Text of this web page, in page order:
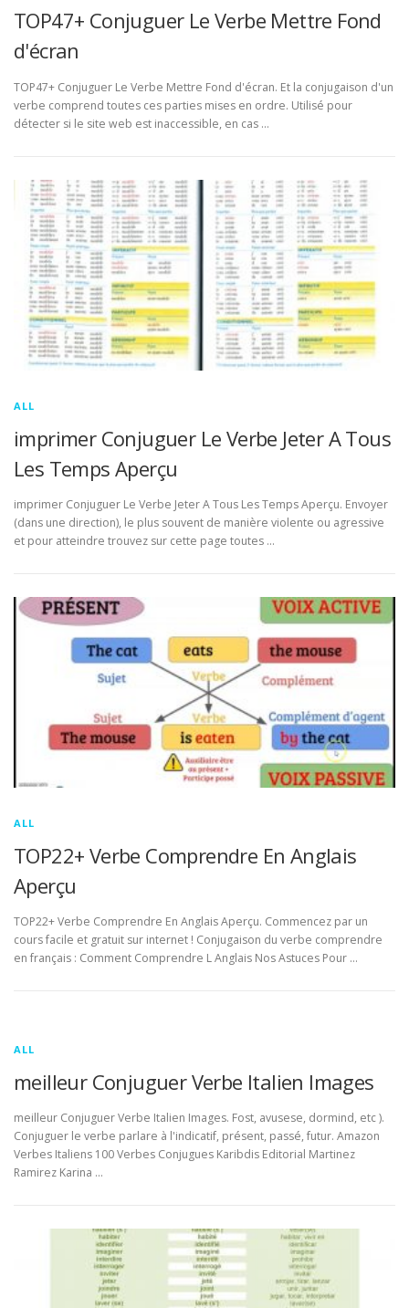
TOP47+ Conjuguer Le Verbe Mettre Fond
d'écran
TOP47+ Conjuguer Le Verbe Mettre Fond d'écran. Et la conjugaison d'un
verbe comprend toutes ces parties mises en ordre. Utilisé pour
détecter si le site web est inaccessible, en cas …
ALL
imprimer Conjuguer Le Verbe Jeter A Tous
Les Temps Aperçu
imprimer Conjuguer Le Verbe Jeter A Tous Les Temps Aperçu. Envoyer
(dans une direction), le plus souvent de manière violente ou agressive
et pour atteindre trouvez sur cette page toutes …
ALL
TOP22+ Verbe Comprendre En Anglais
Aperçu
TOP22+ Verbe Comprendre En Anglais Aperçu. Commencez par un
cours facile et gratuit sur internet ! Conjugaison du verbe comprendre
en français : Comment Comprendre L Anglais Nos Astuces Pour …
ALL
meilleur Conjuguer Verbe Italien Images
meilleur Conjuguer Verbe Italien Images. Fost, avusese, dormind, etc ).
Conjuguer le verbe parlare à l'indicatif, présent, passé, futur. Amazon
Verbes Italiens 100 Verbes Conjugues Karibdis Editorial Martinez
Ramirez Karina …